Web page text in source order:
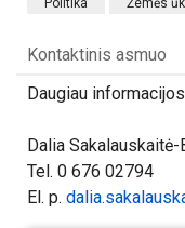
Politika Žemės
Kontaktinis asmuo
Daugiau
Dalia Sakalauskaitė-
Tel. 0 676 02794
El. p.